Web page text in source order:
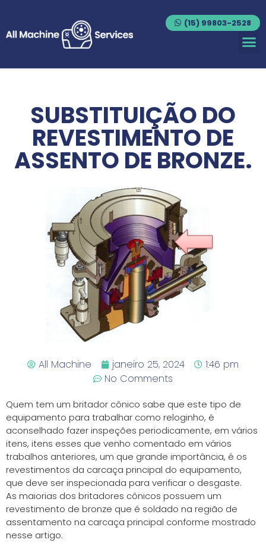
(15) 99803-2528
SUBSTITUIÇÃO DO
REVESTIMENTO DE
ASSENTO DE BRONZE.
All Machine janeiro 25, 2024
1:46 pm
No Comments
Quem tem um britador cônico sabe que este tipo de
equipamento para trabalhar como reloginho, é
aconselhado fazer inspeções periodicamente, em vários
itens, itens esses que venho comentado em vários
trabalhos anteriores, um que grande importância, é os
revestimentos da carcaça principal do equipamento,
que deve ser inspecionada para verificar o desgaste.
As maiorias dos britadores cônicos possuem um
revestimento de bronze que é soldado na região de
assentamento na carcaça principal conforme mostrado
nesse artigo.